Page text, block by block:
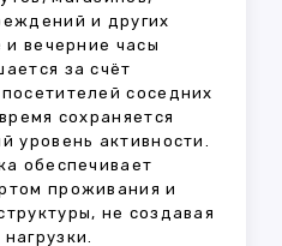
и других
и вечерние часы
за счёт
соседних
сохраняется
уровень активности.
обеспечивает
проживания и
не создавая